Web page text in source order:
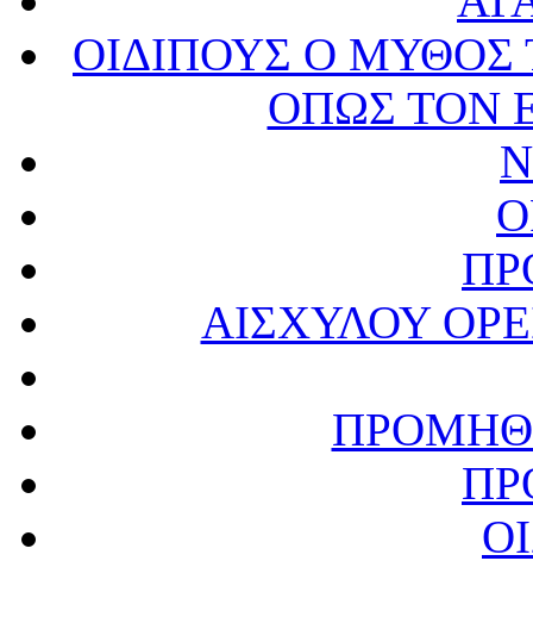
ΟΙΔΙΠΟΥΣ Ο ΜΥΘΟΣ
ΟΠΩΣ ΤΟΝ
ΑΙΣΧΥΛΟΥ